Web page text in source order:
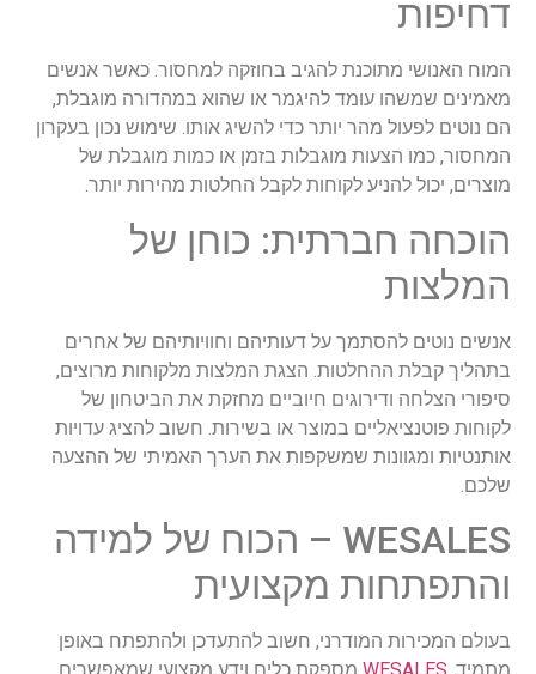
דחיפות
המוח האנושי מתוכנת להגיב בחוזקה למחסור. כאשר אנשים
מאמינים שמשהו עומד להיגמר או שהוא במהדורה מוגבלת,
הם נוטים לפעול מהר יותר כדי להשיג אותו. שימוש נכון בעקרון
המחסור, כמו הצעות מוגבלות בזמן או כמות מוגבלת של
מוצרים, יכול להניע לקוחות לקבל החלטות מהירות יותר.
הוכחה חברתית: כוחן של
המלצות
אנשים נוטים להסתמך על דעותיהם וחוויותיהם של אחרים
בתהליך קבלת ההחלטות. הצגת המלצות מלקוחות מרוצים,
סיפורי הצלחה ודירוגים חיוביים מחזקת את הביטחון של
לקוחות פוטנציאליים במוצר או בשירות. חשוב להציג עדויות
אותנטיות ומגוונות שמשקפות את הערך האמיתי של ההצעה
שלכם.
WESALES – הכוח של למידה
והתפתחות מקצועית
בעולם המכירות המודרני, חשוב להתעדכן ולהתפתח באופן